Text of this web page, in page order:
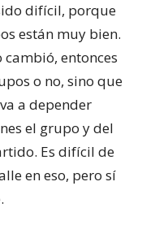
difícil, porque
están muy bien.
entonces
o no, sino que
a depender
el grupo y del
Es difícil de
en eso, pero sí